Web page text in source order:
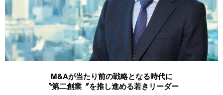
M&Aが当たり前の戦略となる時代に
〝第二創業〞を推し進める若きリーダー